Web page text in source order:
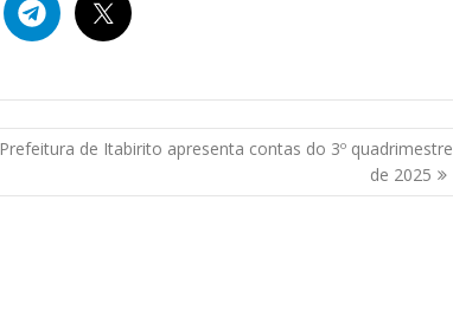
Prefeitura de Itabirito apresenta contas do 3º quadrimestre
de 2025